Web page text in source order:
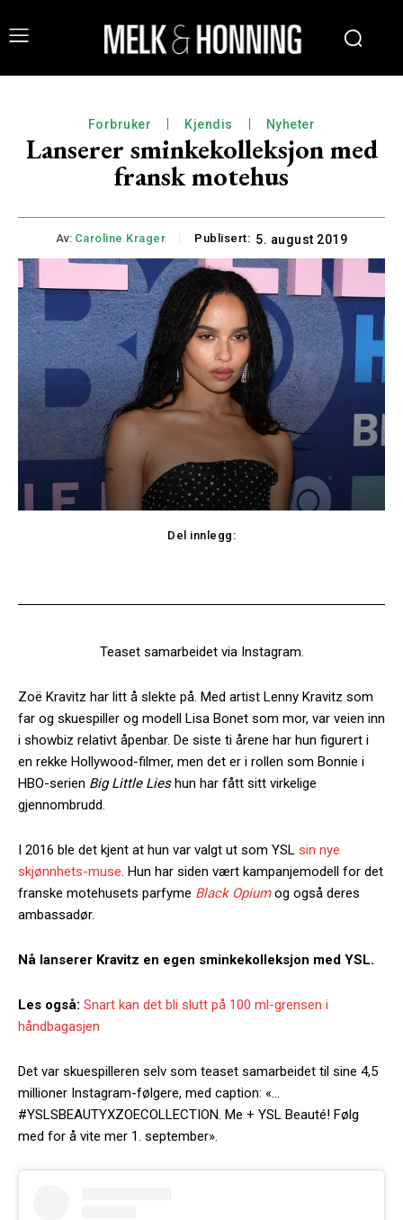
Forbruker Kjendis Nyheter
Lanserer sminkekolleksjon med
fransk motehus
Av: Caroline Krager Publisert: 5. august 2019
Del innlegg:
Teaset samarbeidet via Instagram.
Zoë Kravitz har litt å slekte på. Med artist Lenny Kravitz som
far og skuespiller og modell Lisa Bonet som mor, var veien inn
i showbiz relativt åpenbar. De siste ti årene har hun figurert i
en rekke Hollywood-filmer, men det er i rollen som Bonnie i
HBO-serien Big Little Lieshun har fått sitt virkelige
gjennombrudd.
I 2016 ble det kjent at hun var valgt ut som YSL sin nye
skjønnhets-muse. Hun har siden vært kampanjemodell for det
franske motehusets parfyme Black Opiumog også deres
ambassadør.
Nå lanserer Kravitz en egen sminkekolleksjon med YSL.
Les også: Snart kan det bli slutt på 100 ml-grensen i
håndbagasjen
Det var skuespilleren selv som teaset samarbeidet til sine 4,5
millioner Instagram-følgere, med caption: «…
#YSLSBEAUTYXZOECOLLECTION. Me + YSL Beauté! Følg
med for å vite mer 1. september».